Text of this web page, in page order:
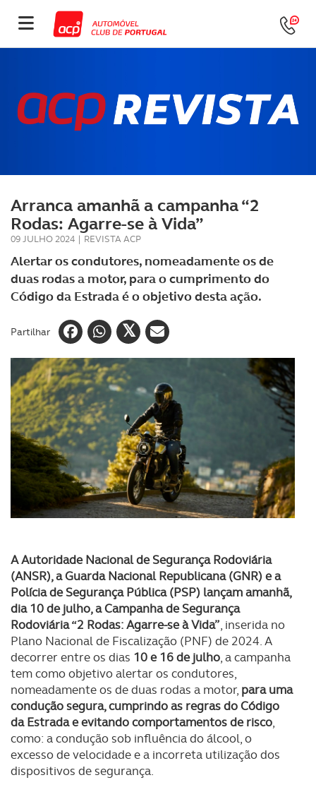
Arranca amanhã a campanha “2
Rodas: Agarre-se à Vida”
09 JULHO 2024 | REVISTA ACP
Alertar os condutores, nomeadamente os de
duas rodas a motor, para o cumprimento do
Código da Estrada é o objetivo desta ação.
Partilhar
A Autoridade Nacional de Segurança Rodoviária
(ANSR), a Guarda Nacional Republicana (GNR) e a
Polícia de Segurança Pública (PSP) lançam amanhã,
dia 10 de julho, a Campanha de Segurança
Rodoviária “2 Rodas: Agarre-se à Vida”, inserida no
Plano Nacional de Fiscalização (PNF) de 2024. A
decorrer entre os dias 10 e 16 de julho, a campanha
tem como objetivo alertar os condutores,
nomeadamente os de duas rodas a motor, para uma
condução segura, cumprindo as regras do Código
da Estrada e evitando comportamentos de risco,
como: a condução sob influência do álcool, o
excesso de velocidade e a incorreta utilização dos
dispositivos de segurança.